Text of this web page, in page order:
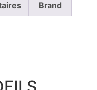
Brand